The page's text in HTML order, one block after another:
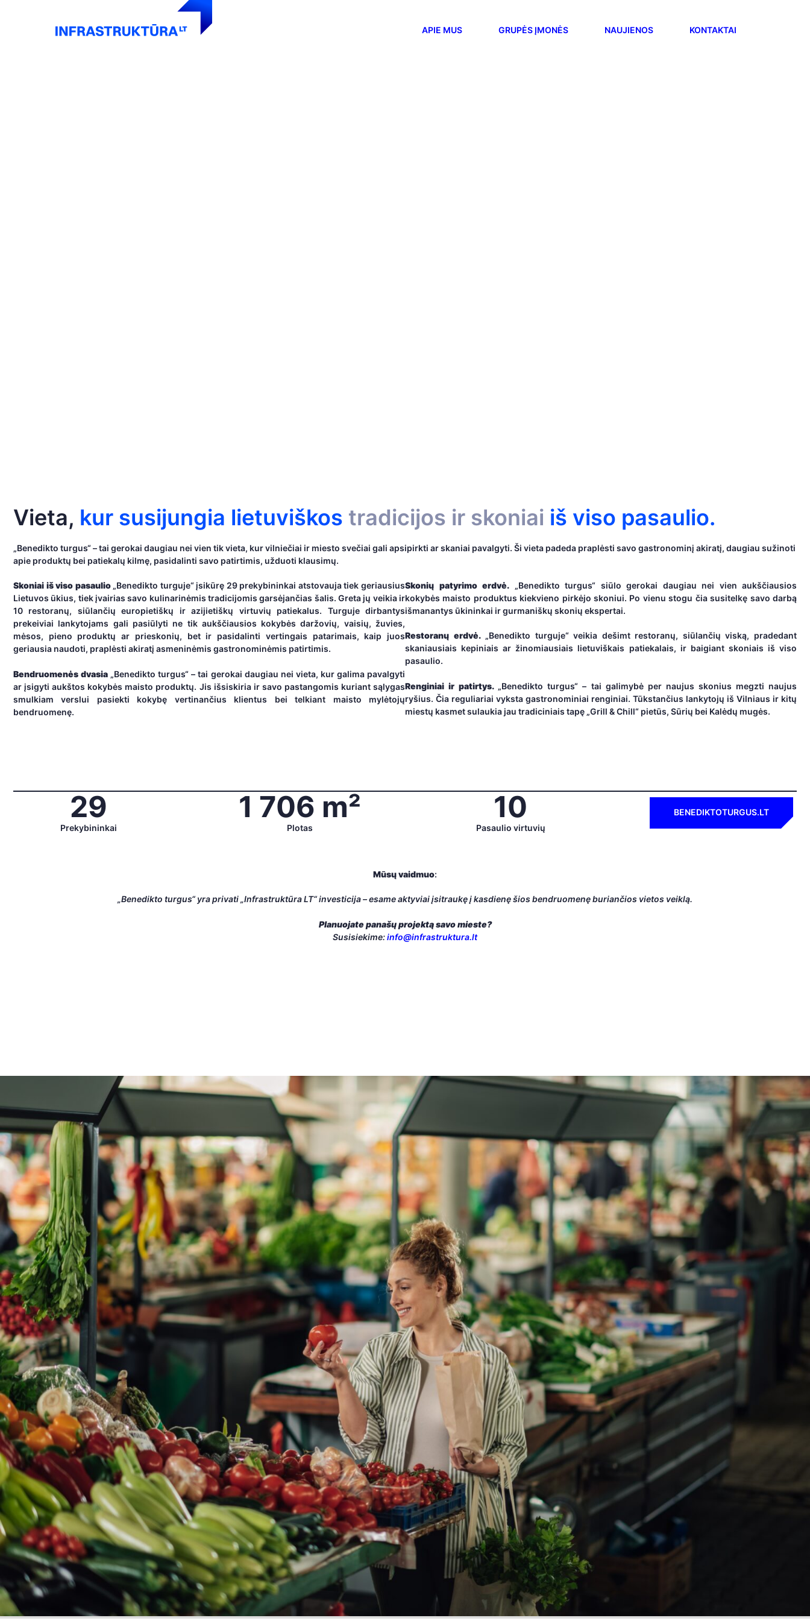
APIE MUS GRUPĖS ĮMONĖS NAUJIENOS KONTAKTAI
Vieta, kur susijungia lietuviškos tradicijos ir skoniai iš viso pasaulio.
„Benedikto turgus“ – tai gerokai daugiau nei vien tik vieta, kur vilniečiai ir miesto svečiai gali apsipirkti ar skaniai pavalgyti. Ši vieta padeda praplėsti savo gastronominį akiratį, daugiau sužinoti
apie produktų bei patiekalų kilmę, pasidalinti savo patirtimis, užduoti klausimų.
Skoniai iš viso pasaulio„Benedikto turguje“ įsikūrę 29 prekybininkai atstovauja tiek geriausius
Lietuvos ūkius, tiek įvairias savo kulinarinėmis tradicijomis garsėjančias šalis. Greta jų veikia ir
10 restoranų, siūlančių europietiškų ir azijietiškų virtuvių patiekalus. Turguje dirbantys
prekeiviai lankytojams gali pasiūlyti ne tik aukščiausios kokybės daržovių, vaisių, žuvies,
mėsos, pieno produktų ar prieskonių, bet ir pasidalinti vertingais patarimais, kaip juos
geriausia naudoti, praplėsti akiratį asmeninėmis gastronominėmis patirtimis.
Bendruomenės dvasia „Benedikto turgus“ – tai gerokai daugiau nei vieta, kur galima pavalgyti
ar įsigyti aukštos kokybės maisto produktų. Jis išsiskiria ir savo pastangomis kuriant sąlygas
smulkiam verslui pasiekti kokybę vertinančius klientus bei telkiant maisto mylėtojų
bendruomenę.
Skonių patyrimo erdvė. „Benedikto turgus“ siūlo gerokai daugiau nei vien aukščiausios
kokybės maisto produktus kiekvieno pirkėjo skoniui. Po vienu stogu čia susitelkę savo darbą
išmanantys ūkininkai ir gurmaniškų skonių ekspertai.
Restoranų erdvė.„Benedikto turguje“ veikia dešimt restoranų, siūlančių viską, pradedant
skaniausiais kepiniais ar žinomiausiais lietuviškais patiekalais, ir baigiant skoniais iš viso
pasaulio.
Renginiai ir patirtys. „Benedikto turgus“ – tai galimybė per naujus skonius megzti naujus
ryšius. Čia reguliariai vyksta gastronominiai renginiai. Tūkstančius lankytojų iš Vilniaus ir kitų
miestų kasmet sulaukia jau tradiciniais tapę „Grill & Chill“ pietūs, Sūrių bei Kalėdų mugės.
29
Prekybininkai
1 706 m²
Plotas
10
Pasaulio virtuvių
BENEDIKTOTURGUS.LT
Mūsų vaidmuo:
„Benedikto turgus“ yra privati „Infrastruktūra LT“ investicija – esame aktyviai įsitraukę į kasdienę šios bendruomenę buriančios vietos veiklą.
Planuojate panašų projektą savo mieste?
Susisiekime:info@infrastruktura.lt